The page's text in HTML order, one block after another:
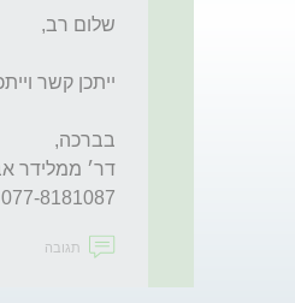
077-8181087
תגובה